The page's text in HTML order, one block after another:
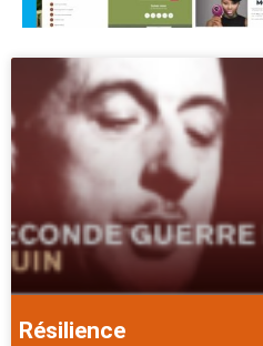
Résilience